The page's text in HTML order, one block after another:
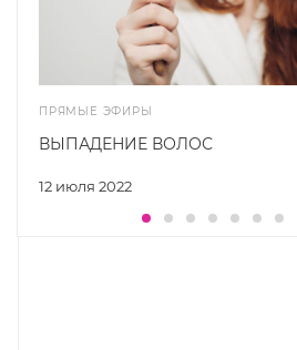
ПРЯМЫЕ ЭФИРЫ
12 июля 2022
ВЫПАДЕНИЕ ВОЛОС